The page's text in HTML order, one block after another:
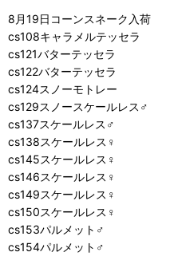
8月19日コーンスネーク入荷
cs108キャラメルテッセラ
cs121バターテッセラ
cs122バターテッセラ
cs124スノーモトレー
cs129スノースケールレス♂
cs137スケールレス♂
cs138スケールレス♀
cs145スケールレス♀
cs146スケールレス♀
cs149スケールレス♀
cs150スケールレス♀
cs153パルメット♂
cs154パルメット♂